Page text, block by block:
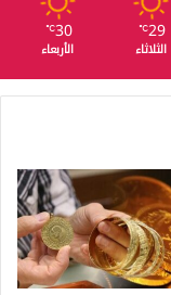
29
℃
الثلاثاء
30
℃
الأربعاء